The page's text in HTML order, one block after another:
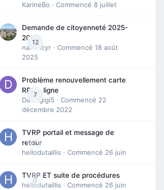
KarineBo · Commencé 8 juillet
12
Demande de citoyenneté 2025-
2026
nanancyr · Commencé 18 août
2025
7
Problème renouvellement carte
RP en ligne
Davidgigi5 · Commencé 22
décembre 2022
0
TVRP portail et message de
retour
hellodutaillis · Commencé 26 juin
0
TVRP ET suite de procédures
hellodutaillis · Commencé 26 juin